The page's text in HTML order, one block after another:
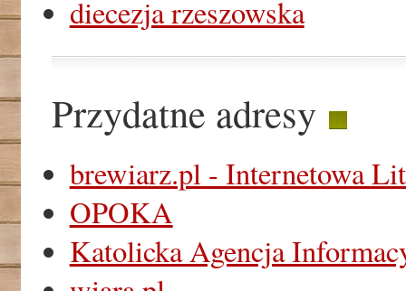
diecezja rzeszowska
Przydatne adresy
brewiarz.pl - Internetowa
OPOKA
Katolicka Agencja